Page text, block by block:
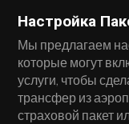
Настройка
Мы предлагаем
которые могут
услуги, чтобы
трансфер из
страховой пакет